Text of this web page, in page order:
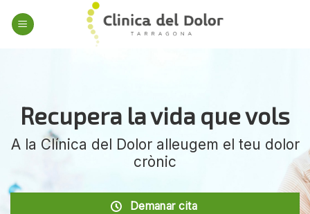
Recupera la vida que vols
A la Clínica del Dolor alleugem el teu dolor
crònic
Demanar cita